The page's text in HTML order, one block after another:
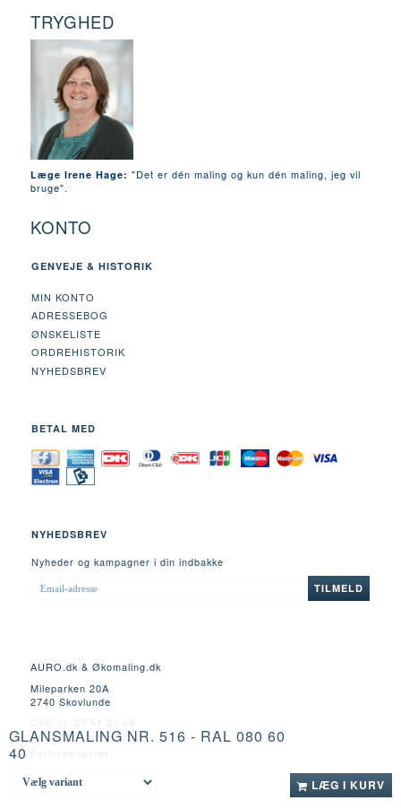
TRYGHED
Læge Irene Hage: "Det er dén maling og kun dén maling, jeg vil
bruge".
KONTO
GENVEJE & HISTORIK
MIN KONTO
ADRESSEBOG
ØNSKELISTE
ORDREHISTORIK
NYHEDSBREV
BETAL MED
NYHEDSBREV
Nyheder og kampagner i din indbakke
ADRESSE
TILMELD
AURO.dk & Økomaling.dk
Mileparken 20A
2740 Skovlunde
GLANSMALING NR. 516 - RAL 080 60
40
LÆG I KURV